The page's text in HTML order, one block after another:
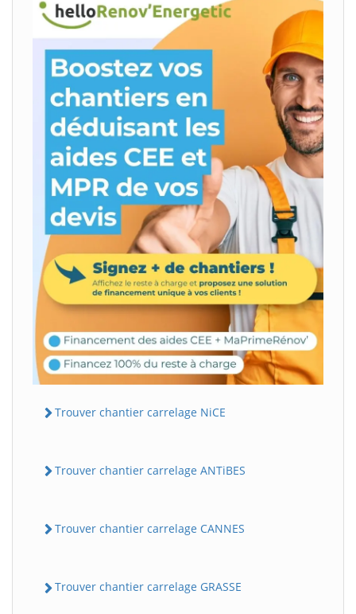
Trouver chantier carrelage NiCE
Trouver chantier carrelage ANTiBES
Trouver chantier carrelage CANNES
Trouver chantier carrelage GRASSE